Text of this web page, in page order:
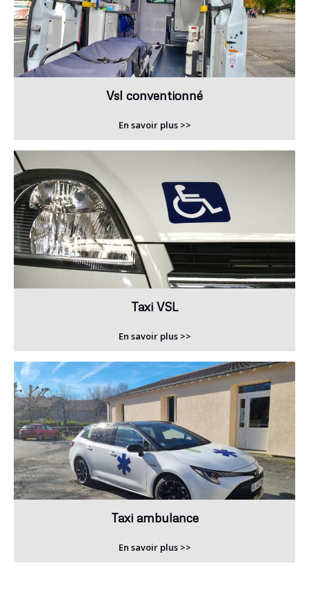
Vsl conventionné
En savoir plus >>
Taxi VSL
En savoir plus >>
Taxi ambulance
En savoir plus >>